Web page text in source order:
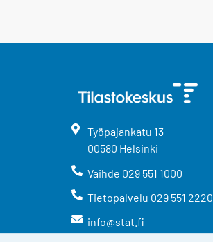
Työpajankatu 13
00580 Helsinki
Vaihde 029 551 1000
Tietopalvelu 029 551 2220
info@stat.fi